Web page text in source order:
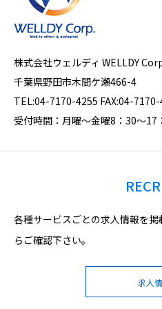
株式会社ウェルディ WELLDY
千葉県野田市木間ケ瀬466-4
TEL:04-7170-4255 ​FAX:04-
受付時間：月曜～金曜8：30～17
各種サービスごとの求人情報を
らご確認下さい。
求人